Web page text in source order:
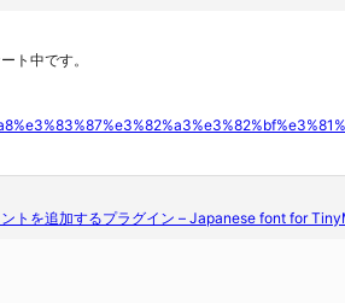
ト中です。
トを追加するプラグイン – Japanese font for